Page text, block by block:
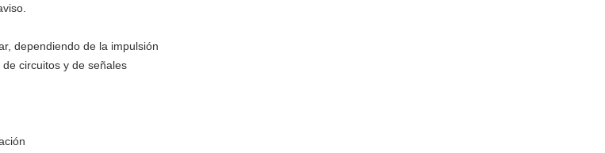
dependiendo de la impulsión
circuitos y de señales